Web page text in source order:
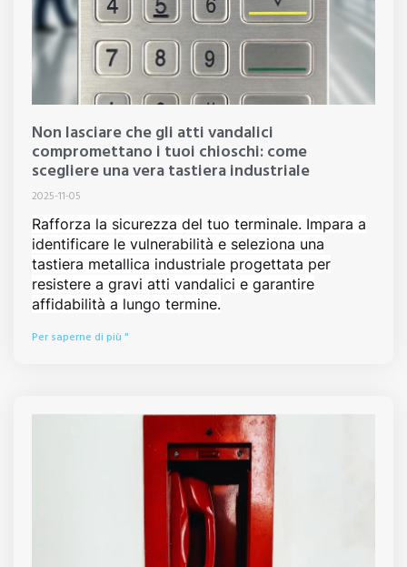
Non lasciare che gli atti vandalici
compromettano i tuoi chioschi: come
scegliere una vera tastiera industriale
2025-11-05
Rafforza la sicurezza del tuo terminale. Impara a
identificare le vulnerabilità e seleziona una
tastiera metallica industriale progettata per
resistere a gravi atti vandalici e garantire
affidabilità a lungo termine.
Per saperne di più "